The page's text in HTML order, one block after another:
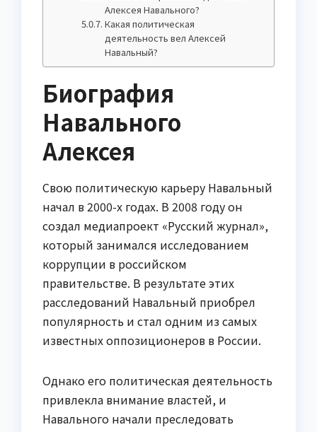
Алексея Навального?
Какая политическая
деятельность вел Алексей
Навальный?
Биография
Навального
Алексея
Свою политическую карьеру Навальный
начал в 2000-х годах. В 2008 году он
создал медиапроект «Русский журнал»,
который занимался исследованием
коррупции в российском
правительстве. В результате этих
расследований Навальный приобрел
популярность и стал одним из самых
известных оппозиционеров в России.
Однако его политическая деятельность
привлекла внимание властей, и
Навального начали преследовать